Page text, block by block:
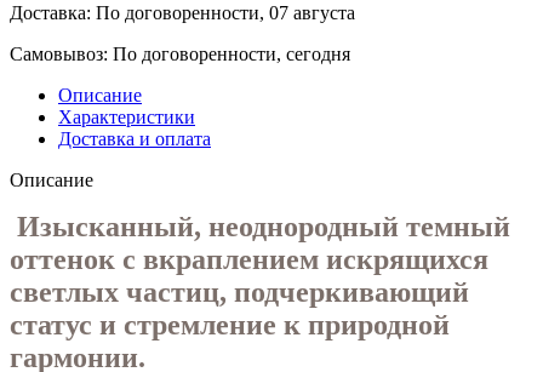
Доставка: По договоренности, 07 августа
Самовывоз: По договоренности, сегодня
Описание
Характеристики
Доставка и оплата
Описание
Изысканный, неоднородный темный
оттенок с вкраплением искрящихся
светлых частиц, подчеркивающий
статус и стремление к природной
гармонии.